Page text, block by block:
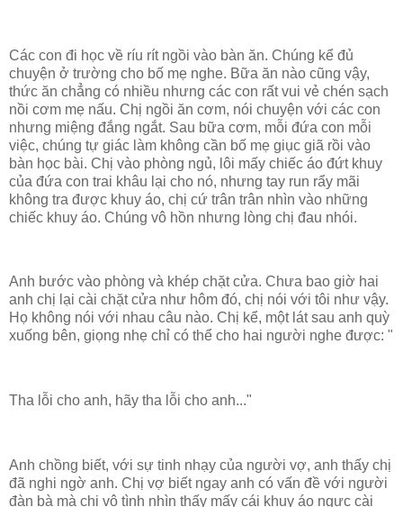
Các con đi học về ríu rít ngồi vào bàn ăn. Chúng kể đủ
chuyện ở trường cho bố mẹ nghe. Bữa ăn nào cũng vậy,
thức ăn chẳng có nhiều nhưng các con rất vui vẻ chén sạch
nồi cơm mẹ nấu. Chị ngồi ăn cơm, nói chuyện với các con
nhưng miệng đắng ngắt. Sau bữa cơm, mỗi đứa con mỗi
việc, chúng tự giác làm không cần bố mẹ giục giã rồi vào
bàn học bài. Chị vào phòng ngủ, lôi mấy chiếc áo đứt khuy
của đứa con trai khâu lại cho nó, nhưng tay run rẩy mãi
không tra được khuy áo, chị cứ trân trân nhìn vào những
chiếc khuy áo. Chúng vô hồn nhưng lòng chị đau nhói.
Anh bước vào phòng và khép chặt cửa. Chưa bao giờ hai
anh chị lại cài chặt cửa như hôm đó, chị nói với tôi như vậy.
Họ không nói với nhau câu nào. Chị kể, một lát sau anh quỳ
xuống bên, giọng nhẹ chỉ có thể cho hai người nghe được: "
Tha lỗi cho anh, hãy tha lỗi cho anh..."
Anh chồng biết, với sự tinh nhạy của người vợ, anh thấy chị
đã nghi ngờ anh. Chị vợ biết ngay anh có vấn đề với người
đàn bà mà chị vô tình nhìn thấy mấy cái khuy áo ngực cài